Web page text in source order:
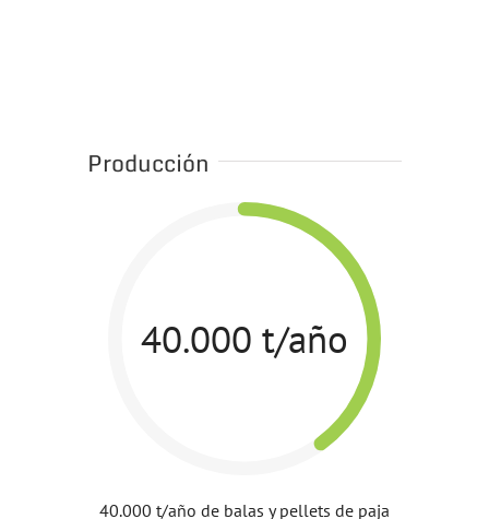
Producción
40.000 t/año
40.000 t/año de balas y pellets de paja